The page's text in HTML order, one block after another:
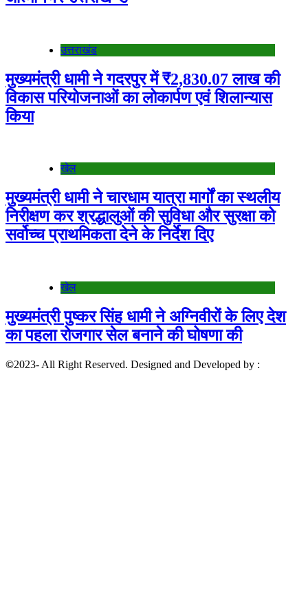
उत्तराखंड
मुख्यमंत्री धामी ने गदरपुर में ₹2,830.07 लाख की
विकास परियोजनाओं का लोकार्पण एवं शिलान्यास
किया
खेल
मुख्यमंत्री धामी ने चारधाम यात्रा मार्गों का स्थलीय
निरीक्षण कर श्रद्धालुओं की सुविधा और सुरक्षा को
सर्वोच्च प्राथमिकता देने के निर्देश दिए
खेल
मुख्यमंत्री पुष्कर सिंह धामी ने अग्निवीरों के लिए देश
का पहला रोजगार सेल बनाने की घोषणा की
©2023- All Right Reserved. Designed and Developed by :